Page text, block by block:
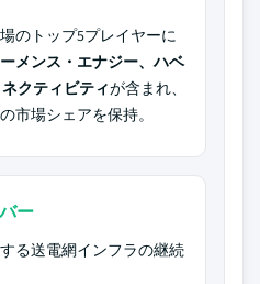
のトップ5プレイヤーに
メンス・エナジー、ハベ
クティビティが含まれ、
の市場シェアを保持。
ー
る送電網インフラの継続